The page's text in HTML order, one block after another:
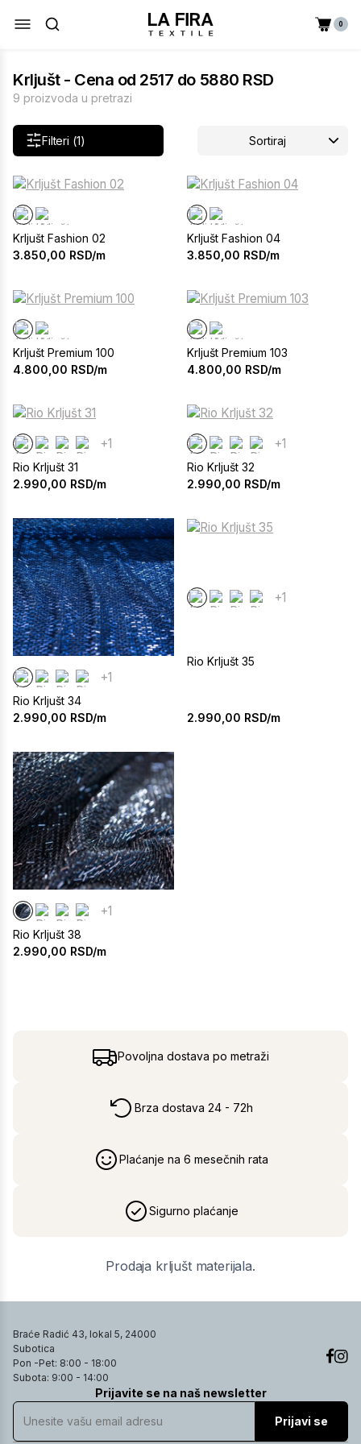
0
Krljušt - Cena od 2517 do 5880 RSD
9 proizvoda u pretrazi
Filteri (1) Sortiraj
Krljušt Fashion 02
3.850,00 RSD/m
Krljušt Fashion 04
3.850,00 RSD/m
Krljušt Premium 100
4.800,00 RSD/m
Krljušt Premium 103
4.800,00 RSD/m
+1
Rio Krljušt 31
2.990,00 RSD/m
+1
Rio Krljušt 32
2.990,00 RSD/m
+1
Rio Krljušt 34
2.990,00 RSD/m
+1
Rio Krljušt 35
2.990,00 RSD/m
+1
Rio Krljušt 38
2.990,00 RSD/m
Povoljna dostava po metraži
Brza dostava 24 - 72h
Plaćanje na 6 mesečnih rata
Sigurno plaćanje
Prodaja krljušt materijala.
Braće Radić 43, lokal 5, 24000
Subotica
Pon -Pet: 8:00 - 18:00
Subota: 9:00 - 14:00
Prijavite se na naš newsletter
Prijavi se